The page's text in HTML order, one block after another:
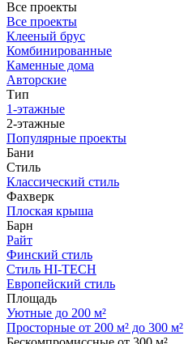
Все проекты
Все проекты
Клееный брус
Комбинированные
Каменные дома
Авторские
Тип
1-этажные
2-этажные
Популярные проекты
Бани
Стиль
Классический стиль
Фахверк
Плоская крыша
Барн
Райт
Финский стиль
Стиль HI-TECH
Европейский стиль
Площадь
Уютные до 200 м²
Просторные от 200 м² до 300 м²